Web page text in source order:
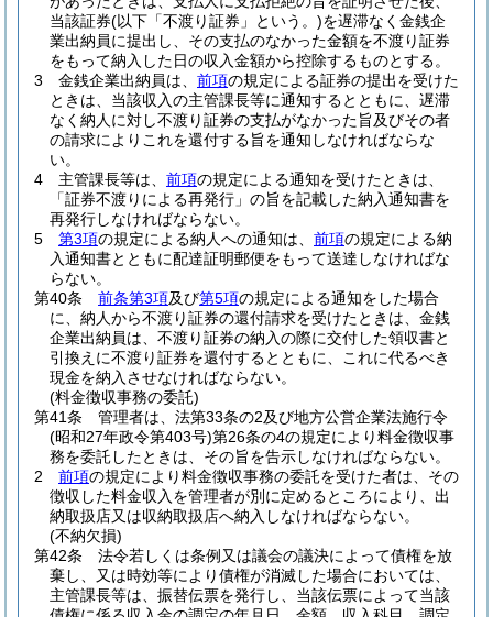
当該証券(以下「不渡り証券」という。)を遅滞なく金銭企
業出納員に提出し、その支払のなかった金額を不渡り証券
をもって納入した日の収入金額から控除するものとする。
3
金銭企業出納員は、 前項の規定による証券の提出を受けた
ときは、当該収入の主管課長等に通知するとともに、遅滞
なく納人に対し不渡り証券の支払がなかった旨及びその者
の請求によりこれを還付する旨を通知しなければならな
い。
4
主管課長等は、 前項の規定による通知を受けたときは、
「証券不渡りによる再発行」の旨を記載した納入通知書を
再発行しなければならない。
5
第3項の規定による納人への通知は、 前項の規定による納
入通知書とともに配達証明郵便をもって送達しなければな
らない。
第40条
前条第3項及び第5項の規定による通知をした場合
に、納人から不渡り証券の還付請求を受けたときは、金銭
企業出納員は、不渡り証券の納入の際に交付した領収書と
引換えに不渡り証券を還付するとともに、これに代るべき
現金を納入させなければならない。
(料金徴収事務の委託)
第41条
管理者は、法第33条の2及び地方公営企業法施行令
(昭和27年政令第403号)第26条の4の規定により料金徴収事
務を委託したときは、その旨を告示しなければならない。
2
前項の規定により料金徴収事務の委託を受けた者は、その
徴収した料金収入を管理者が別に定めるところにより、出
納取扱店又は収納取扱店へ納入しなければならない。
(不納欠損)
第42条
法令若しくは条例又は議会の議決によって債権を放
棄し、又は時効等により債権が消滅した場合においては、
主管課長等は、振替伝票を発行し、当該伝票によって当該